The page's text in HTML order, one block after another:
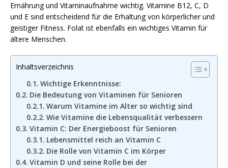
Ernährung und Vitaminaufnahme wichtig. Vitamine B12, C, D
und E sind entscheidend für die Erhaltung von körperlicher und
geistiger Fitness. Folat ist ebenfalls ein wichtiges Vitamin für
ältere Menschen.
Inhaltsverzeichnis
Wichtige Erkenntnisse:
Die Bedeutung von Vitaminen für Senioren
Warum Vitamine im Alter so wichtig sind
Wie Vitamine die Lebensqualität verbessern
Vitamin C: Der Energieboost für Senioren
Lebensmittel reich an Vitamin C
Die Rolle von Vitamin C im Körper
Vitamin D und seine Rolle bei der